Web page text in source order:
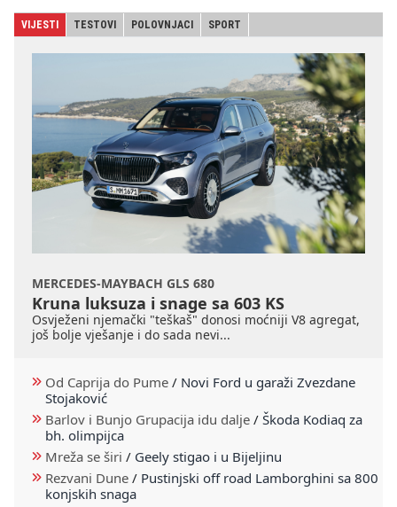
VIJESTI TESTOVI POLOVNJACI SPORT
MERCEDES-MAYBACH GLS 680
Kruna luksuza i snage sa 603 KS
Osvježeni njemački "teškaš" donosi moćniji V8 agregat,
još bolje vješanje i do sada nevi...
Od Caprija do Pume / Novi Ford u garaži Zvezdane
Stojaković
Barlov i Bunjo Grupacija idu dalje / Škoda Kodiaq za
bh. olimpijca
Mreža se širi / Geely stigao i u Bijeljinu
Rezvani Dune / Pustinjski off road Lamborghini sa 800
konjskih snaga